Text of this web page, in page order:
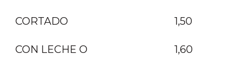
CORTADO
CON LECHE O
1,50
1,60